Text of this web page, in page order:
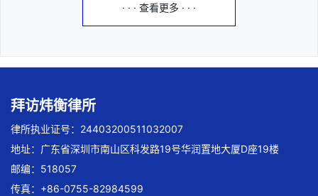
· · · 查看更多 · · ·
拜访炜衡律所
律所执业证号：24403200511032007
地址：广东省深圳市南山区科发路19号华润置地大厦D座19楼
邮编：518057
传真：+86-0755-82984599